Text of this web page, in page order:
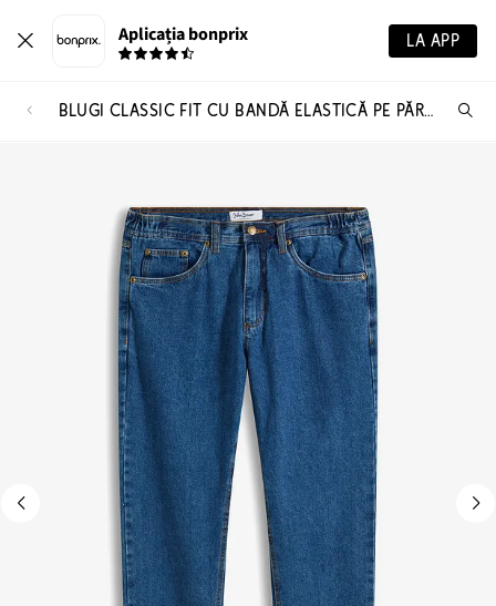
Aplicația bonprix LA APP
BLUGI CLASSIC FIT CU BANDĂ ELASTICĂ PE PĂRȚI, STRAIGHT